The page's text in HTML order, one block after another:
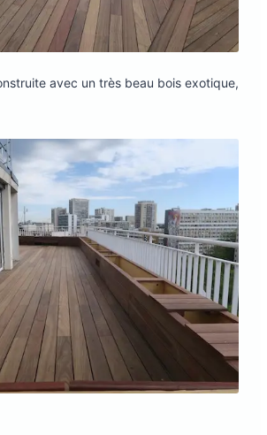
avec un très beau bois exotique,